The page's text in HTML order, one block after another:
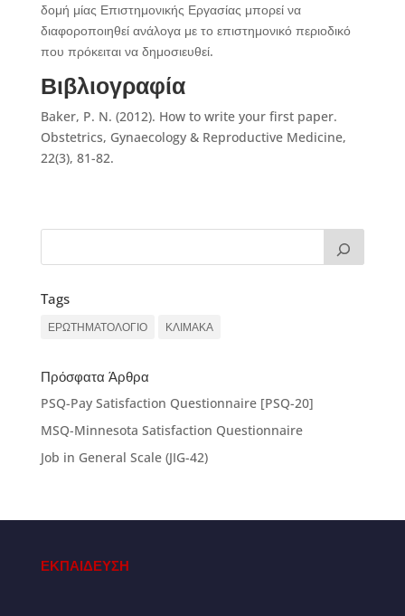
δομή μίας Επιστημονικής Εργασίας μπορεί να
διαφοροποιηθεί ανάλογα με το επιστημονικό περιοδικό
που πρόκειται να δημοσιευθεί.
Βιβλιογραφία
Baker, P. N. (2012). How to write your first paper.
Obstetrics, Gynaecology & Reproductive Medicine,
22(3), 81-82.
Tags
ΕΡΩΤΗΜΑΤΟΛΟΓΙΟ ΚΛΙΜΑΚΑ
Πρόσφατα Άρθρα
PSQ-Pay Satisfaction Questionnaire [PSQ-20]
MSQ-Minnesota Satisfaction Questionnaire
Job in General Scale (JIG-42)
ΕΚΠΑΙΔΕΥΣΗ